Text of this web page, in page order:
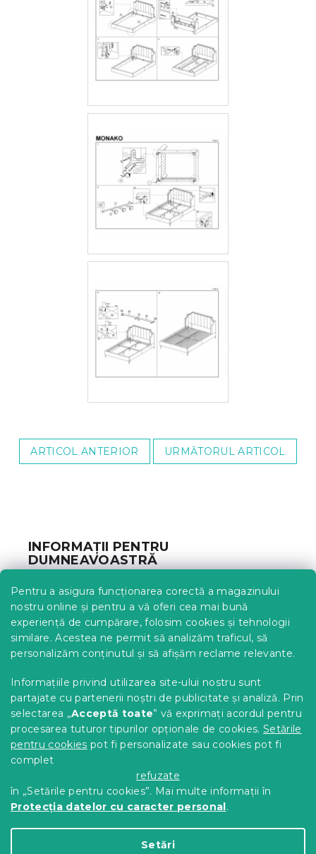
Pentru a asigura funcționarea corectă a magazinului
nostru online și pentru a vă oferi cea mai bună
experiență de cumpărare, folosim cookies și tehnologii
similare. Acestea ne permit să analizăm traficul, să
personalizăm conținutul și să afișăm reclame relevante.
Informațiile privind utilizarea site-ului nostru sunt
partajate cu partenerii noștri de publicitate și analiză. Prin
selectarea „Acceptă toate” vă exprimați acordul pentru
procesarea tuturor tipurilor opționale de cookies. Setările
pentru cookies pot fi personalizate sau cookies pot fi
complet
refuzate
în „Setările pentru cookies”. Mai multe informații în
Protecția datelor cu caracter personal.
Setări
ARTICOL ANTERIOR URMĂTORUL ARTICOL
o
INFORMAȚII PENTRU
DUMNEAVOASTRĂ
Urmărirea comenzii
Opțiuni de livrare
Metode de plată
Reclamații și retururi
Contact
Protecția datelor cu caracter personal
Achizitii SEAP
Tabel mărimi
Blog
Pentru parteneri